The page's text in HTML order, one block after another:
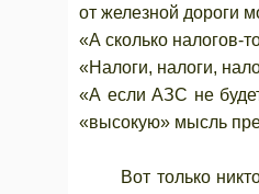
от железной дороги
«А сколько налогов-
«Налоги, налоги,
«А если АЗС не
«высокую» мысль
Вот только никто